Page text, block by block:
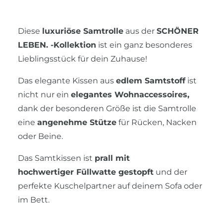
Diese luxuriöse Samtrolle aus der SCHÖNER
LEBEN. -Kollektion ist ein ganz besonderes
Lieblingsstück für dein Zuhause!
Das elegante Kissen aus edlem Samtstoffist
nicht nur ein elegantes Wohnaccessoires,
dank der besonderen Größe ist die Samtrolle
eine angenehme Stütze für Rücken, Nacken
oder Beine.
Das Samtkissen ist prall mit
hochwertiger Füllwatte gestopft und der
perfekte Kuschelpartner auf deinem Sofa oder
im Bett.